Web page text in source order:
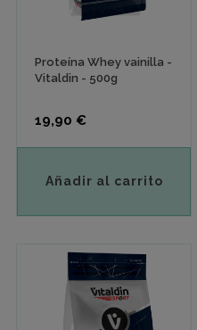
Proteína Whey vainilla -
Vitaldin - 500g
Precio
19,90 €
Añadir al carrito